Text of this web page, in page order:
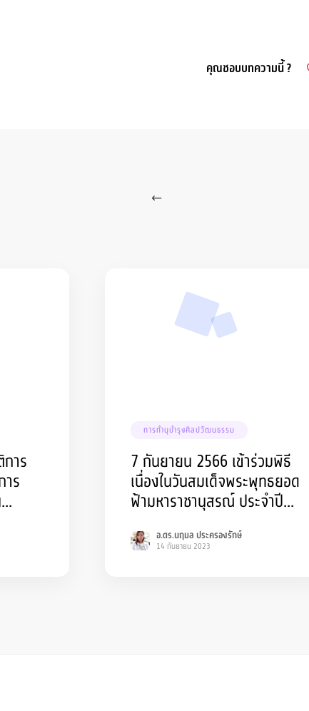
คุณชอบบทความนี้ ?
าร
าร
การทำนุบำรุงศิลปวัฒนธรรม
7 กันยายน 2566 เข้าร่วมพิธี
เนื่องในวันสมเด็จพระพุทธยอด
ฟ้ามหาราชานุสรณ์ ประจำปี
อ.ดร.นฤมล ประครองรักษ์
14 กันยายน 2023